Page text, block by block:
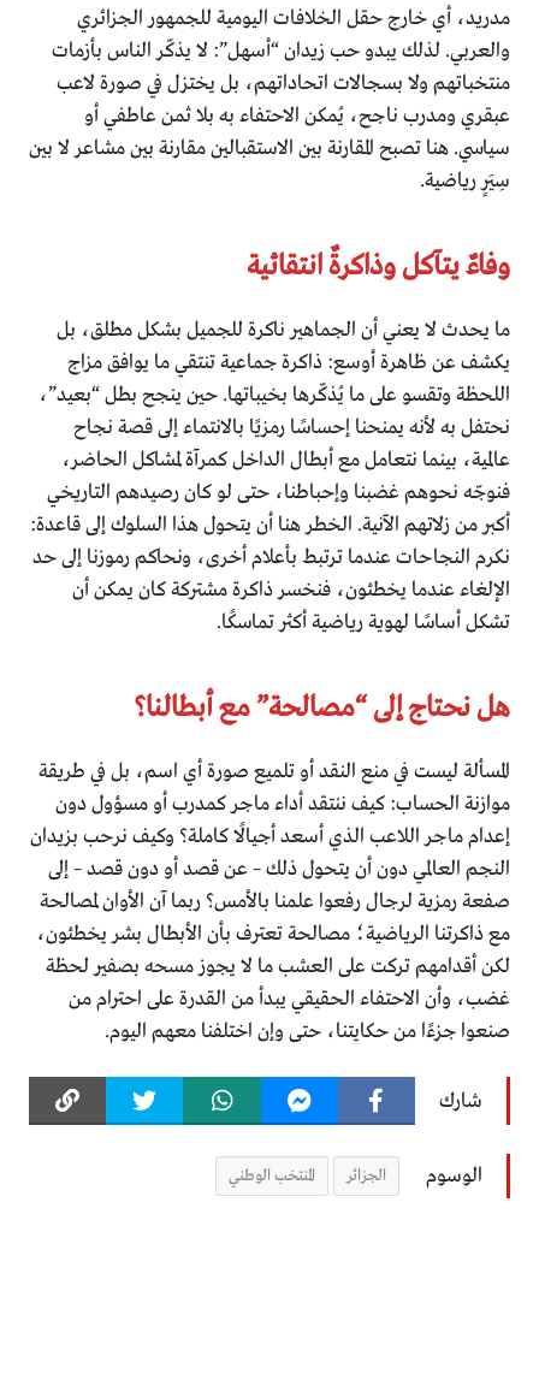
مدريد، أي خارج حقل الخلافات اليومية للجمهور الجزائري
والعربي. لذلك يبدو حب زيدان “أسهل”: لا يذكّر الناس بأزمات
منتخباتهم ولا بسجالات اتحاداتهم، بل يختزل في صورة لاعب
عبقري ومدرب ناجح، يُمكن الاحتفاء به بلا ثمن عاطفي أو
سياسي. هنا تصبح المقارنة بين الاستقبالين مقارنة بين مشاعر لا بين
سِيَرٍ رياضية.
وفاءٌ يتآكل وذاكرةٌ انتقائية
ما يحدث لا يعني أن الجماهير ناكرة للجميل بشكل مطلق، بل
يكشف عن ظاهرة أوسع: ذاكرة جماعية تنتقي ما يوافق مزاج
اللحظة وتقسو على ما يُذكّرها بخيباتها. حين ينجح بطل “بعيد”،
نحتفل به لأنه يمنحنا إحساسًا رمزيًا بالانتماء إلى قصة نجاح
عالمية، بينما نتعامل مع أبطال الداخل كمرآة لمشاكل الحاضر،
فنوجّه نحوهم غضبنا وإحباطنا، حتى لو كان رصيدهم التاريخي
أكبر من زلاتهم الآنية. الخطر هنا أن يتحول هذا السلوك إلى قاعدة:
نكرم النجاحات عندما ترتبط بأعلام أخرى، ونحاكم رموزنا إلى حد
الإلغاء عندما يخطئون، فنخسر ذاكرة مشتركة كان يمكن أن
تشكل أساسًا لهوية رياضية أكثر تماسكًا.
هل نحتاج إلى “مصالحة” مع أبطالنا؟
المسألة ليست في منع النقد أو تلميع صورة أي اسم، بل في طريقة
موازنة الحساب: كيف ننتقد أداء ماجر كمدرب أو مسؤول دون
إعدام ماجر اللاعب الذي أسعد أجيالًا كاملة؟ وكيف نرحب بزيدان
النجم العالمي دون أن يتحول ذلك – عن قصد أو دون قصد – إلى
صفعة رمزية لرجال رفعوا علمنا بالأمس؟ ربما آن الأوان لمصالحة
مع ذاكرتنا الرياضية؛ مصالحة تعترف بأن الأبطال بشر يخطئون،
لكن أقدامهم تركت على العشب ما لا يجوز مسحه بصفير لحظة
غضب، وأن الاحتفاء الحقيقي يبدأ من القدرة على احترام من
صنعوا جزءًا من حكايتنا، حتى وإن اختلفنا معهم اليوم.
شارك
الوسوم الجزائر المنتخب الوطني